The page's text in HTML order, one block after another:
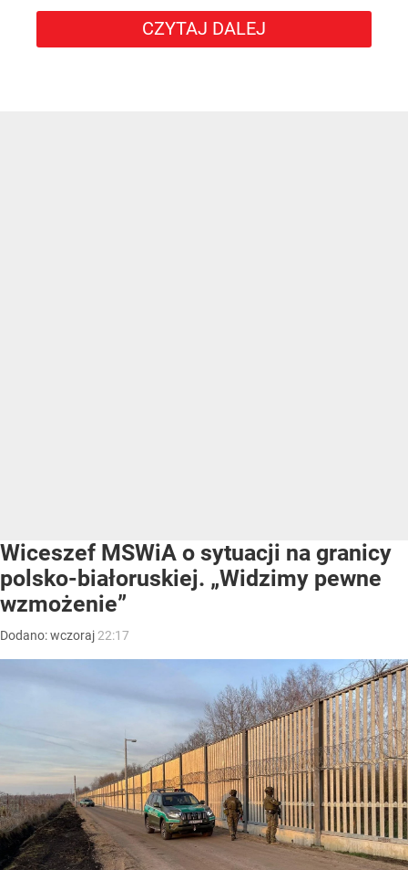
CZYTAJ DALEJ
Wiceszef MSWiA o sytuacji na granicy
polsko-białoruskiej. „Widzimy pewne
wzmożenie”
Dodano:wczoraj 22:17